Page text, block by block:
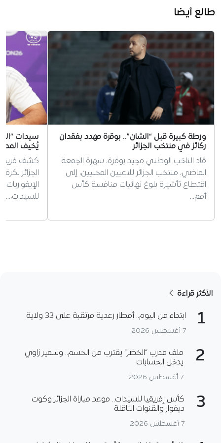
طالع أيضا
ورطة كبيرة قبل “الشان”.. بوقرة مهدد بفقدان
ركائز في منتخب الجزائر
قاد الناخب الوطني مجيد بوقرة، سهرة الجمعة
الماضي، منتخب الجزائر للاعبين المحليين، إلى
اقتطاع تأشيرة بلوغ نهائيات منافسة كأس
أمم…
سيدات
يُخيف
كشف فريد
الجزائر
للسيدات،…
الأكثر قراءة
1 ابتداء من اليوم.. أمطار رعدية مرتقبة على 33 ولاية
7 أغسطس 2026
2
ملف مدرب “الخضر” يقترب من الحسم.. وسمير زاوي
يدخل الحسابات
7 أغسطس 2026
3
كأس إفريقيا للسيدات.. موعد مباراة الجزائر وكوت
ديفوار والقنوات الناقلة
7 أغسطس 2026